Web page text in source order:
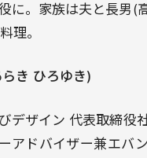
に。家族は夫と長男(
理。
き ひろゆき)
デザイン 代表取締役
アドバイザー兼エバ